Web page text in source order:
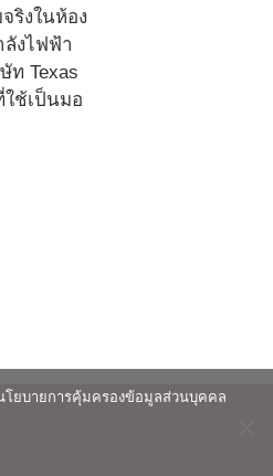
ริงในห้อง
งไฟฟ้า
ท Texas
ช้เป็นมอ
โยบายการคุ้มครองข้อมูลส่วนบุคคล